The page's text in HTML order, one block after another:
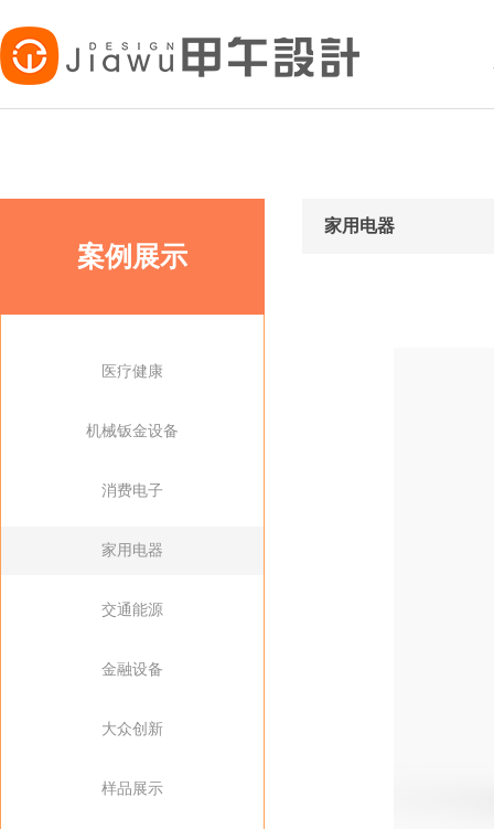
案例展示
医疗健康
机械钣金设备
消费电子
家用电器
交通能源
金融设备
大众创新
样品展示
家用电器